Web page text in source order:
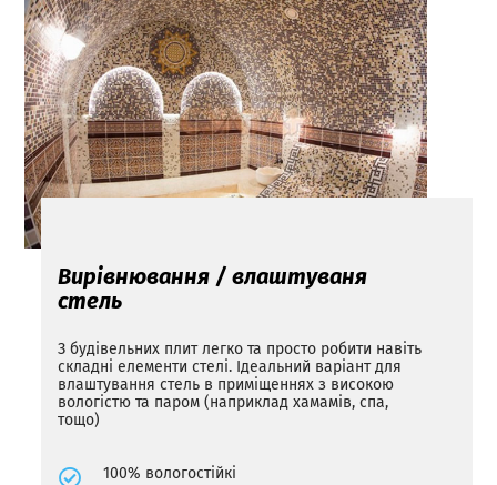
Вирівнювання / влаштуваня
стель
З будівельних плит легко та просто робити навіть
складні елементи стелі. Ідеальний варіант для
влаштування стель в приміщеннях з високою
вологістю та паром (наприклад хамамів, спа,
тощо)
100% вологостійкі